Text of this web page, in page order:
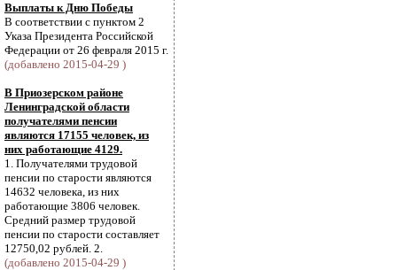
Выплаты к Дню Победы
В соответствии с пунктом 2
Указа Президента Российской
Федерации от 26 февраля 2015 г.
(добавлено 2015-04-29 )
В Приозерском районе
Ленинградской области
получателями пенсии
являются 17155 человек, из
них работающие 4129.
1. Получателями трудовой
пенсии по старости являются
14632 человека, из них
работающие 3806 человек.
Средний размер трудовой
пенсии по старости составляет
12750,02 рублей. 2.
(добавлено 2015-04-29 )